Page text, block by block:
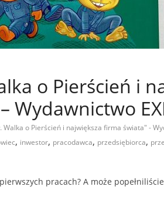
o Pierścień i
Wydawnictwo
Walka o Pierścień i największa firma świata" -
, inwestor, pracodawca, przedsiębiorca,
pracach? A może